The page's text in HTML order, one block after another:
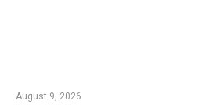
August 9, 2026